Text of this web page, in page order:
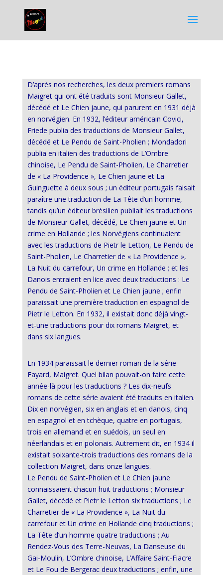
D’après nos recherches, les deux premiers romans
Maigret qui ont été traduits sont Monsieur Gallet,
décédé et Le Chien jaune, qui parurent en 1931 déjà
en norvégien. En 1932, l’éditeur américain Covici,
Friede publia des traductions de Monsieur Gallet,
décédé et Le Pendu de Saint-Pholien ; Mondadori
publia en italien des traductions de L’Ombre
chinoise, Le Pendu de Saint-Pholien, Le Charretier
de « La Providence », Le Chien jaune et La
Guinguette à deux sous ; un éditeur portugais faisait
paraître une traduction de La Tête d’un homme,
tandis qu’un éditeur brésilien publiait les traductions
de Monsieur Gallet, décédé, Le Chien jaune et Un
crime en Hollande ; les Norvégiens continuaient
avec les traductions de Pietr le Letton, Le Pendu de
Saint-Pholien, Le Charretier de « La Providence »,
La Nuit du carrefour, Un crime en Hollande ; et les
Danois entraient en lice avec deux traductions : Le
Pendu de Saint-Pholien et Le Chien jaune ; enfin
paraissait une première traduction en espagnol de
Pietr le Letton. En 1932, il existait donc déjà vingt-
et-une traductions pour dix romans Maigret, et
dans six langues.
En 1934 paraissait le dernier roman de la série
Fayard, Maigret. Quel bilan pouvait-on faire cette
année-là pour les traductions ? Les dix-neufs
romans de cette série avaient été traduits en italien.
Dix en norvégien, six en anglais et en danois, cinq
en espagnol et en tchèque, quatre en portugais,
trois en allemand et en suédois, un seul en
néerlandais et en polonais. Autrement dit, en 1934 il
existait soixante-trois traductions des romans de la
collection Maigret, dans onze langues.
Le Pendu de Saint-Pholien et Le Chien jaune
connaissaient chacun huit traductions ; Monsieur
Gallet, décédé et Pietr le Letton six traductions ; Le
Charretier de « La Providence », La Nuit du
carrefour et Un crime en Hollande cinq traductions ;
La Tête d’un homme quatre traductions ; Au
Rendez-Vous des Terre-Neuvas, La Danseuse du
Gai-Moulin, L’Ombre chinoise, L’Affaire Saint-Fiacre
et Le Fou de Bergerac deux traductions ; enfin, une